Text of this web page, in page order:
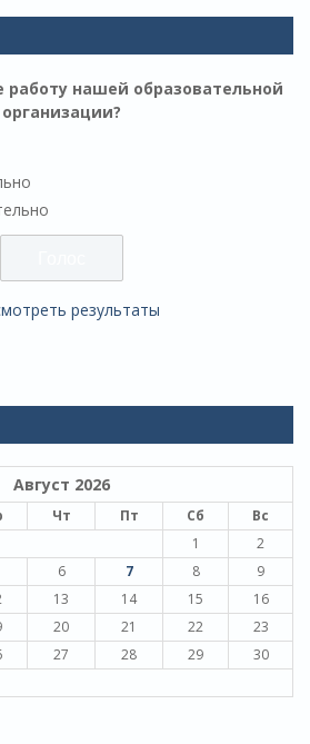
работу нашей образовательной
организации?
результаты
Август 2026
Чт Пт Сб
Вс
1
2
6 7 8
9
13 14 15
16
20 21 22
23
27 28 29
30